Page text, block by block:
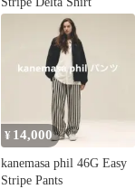
¥ 14,000
kanemasa phil 46G Easy
Stripe Pants